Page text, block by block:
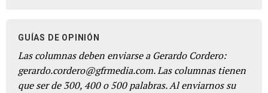
GUÍAS DE OPINIÓN
Las columnas deben enviarse a Gerardo Cordero:
gerardo.cordero@gfrmedia.com. Las columnas tienen
que ser de 300, 400 o 500 palabras. Al enviarnos su